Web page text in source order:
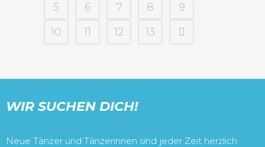
5
6 7 8
9
10
11 12 13
WIR SUCHEN DICH!
Neue Tänzer und Tänzerinnen sind jeder Zeit herzlich